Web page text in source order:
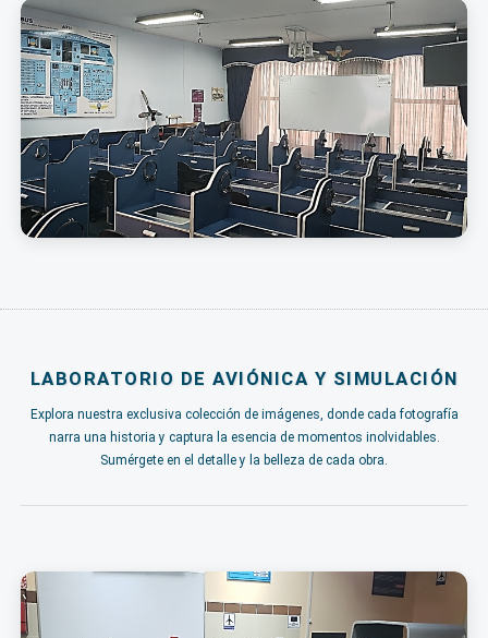
LABORATORIO DE AVIÓNICA Y SIMULACIÓN
Explora nuestra exclusiva colección de imágenes, donde cada fotografía
narra una historia y captura la esencia de momentos inolvidables.
Sumérgete en el detalle y la belleza de cada obra.